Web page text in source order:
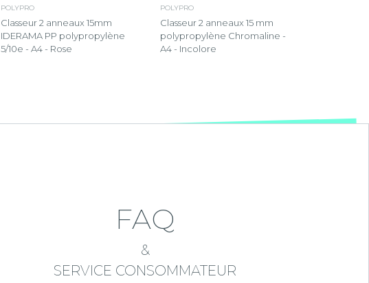
POLYPRO
Classeur 2 anneaux 15mm
IDERAMA PP polypropylène
5/10e - A4 - Rose
POLYPRO
Classeur 2 anneaux 15 mm
polypropylène Chromaline -
A4 - Incolore
FAQ
&
SERVICE CONSOMMATEUR